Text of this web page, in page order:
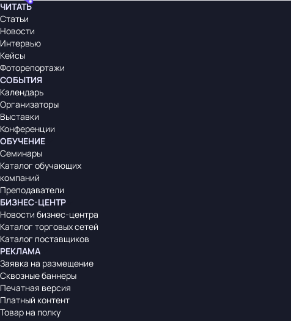
ЧИТАТЬ
Статьи
Новости
Интервью
Кейсы
Фоторепортажи
СОБЫТИЯ
Календарь
Организаторы
Выставки
Конференции
ОБУЧЕНИЕ
Семинары
Каталог обучающих
компаний
Преподаватели
БИЗНЕС-ЦЕНТР
Новости бизнес-центра
Каталог торговых сетей
Каталог поставщиков
РЕКЛАМА
Заявка на размещение
Сквозные баннеры
Печатная версия
Платный контент
Товар на полку